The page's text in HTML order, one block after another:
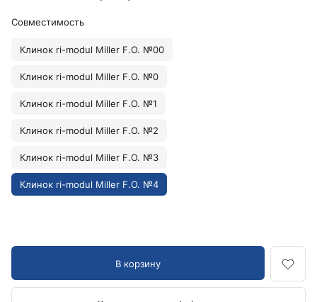
Совместимость
Клинок ri-modul Miller F.O. №00
Клинок ri-modul Miller F.O. №0
Клинок ri-modul Miller F.O. №1
Клинок ri-modul Miller F.O. №2
Клинок ri-modul Miller F.O. №3
Клинок ri-modul Miller F.O. №4
В корзину